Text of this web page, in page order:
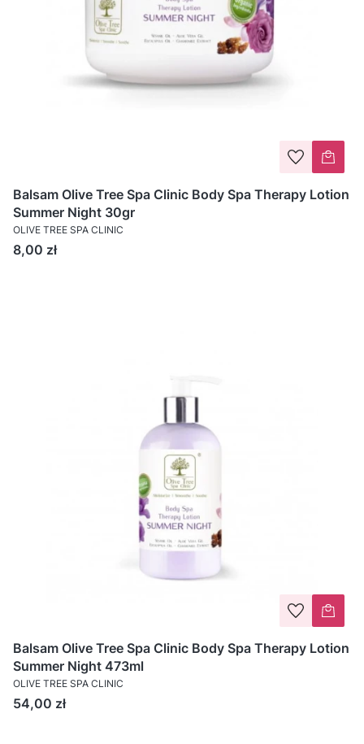
Balsam Olive Tree Spa Clinic Body Spa Therapy Lotion
Summer Night 30gr
OLIVE TREE SPA CLINIC
Cena
8,00 zł
Balsam Olive Tree Spa Clinic Body Spa Therapy Lotion
Summer Night 473ml
OLIVE TREE SPA CLINIC
Cena
54,00 zł